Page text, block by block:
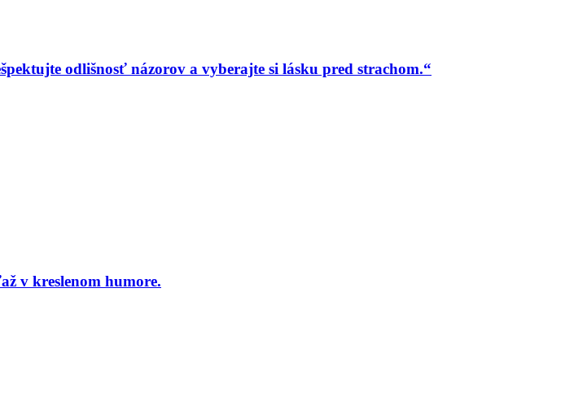
odlišnosť názorov a vyberajte si lásku pred strachom.“
v kreslenom humore.